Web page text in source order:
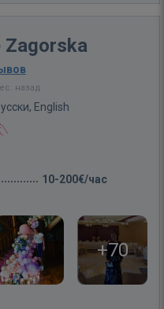
Zagorska
назад
English
10-200€/час
+70